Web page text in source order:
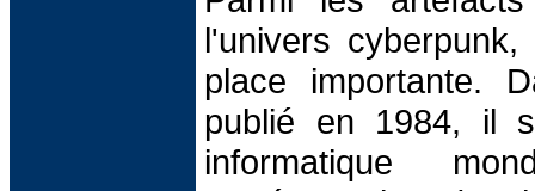
l'univers
place importante.
publié en 1984, il
informatique